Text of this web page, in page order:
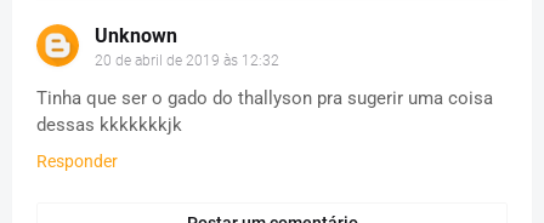
Unknown
20 de abril de 2019 às 12:32
Tinha que ser o gado do thallyson pra sugerir uma coisa
dessas kkkkkkkjk
Responder